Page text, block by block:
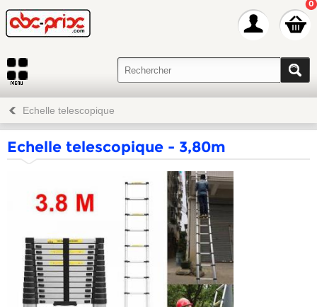
0
Echelle telescopique
Echelle telescopique - 3,80m